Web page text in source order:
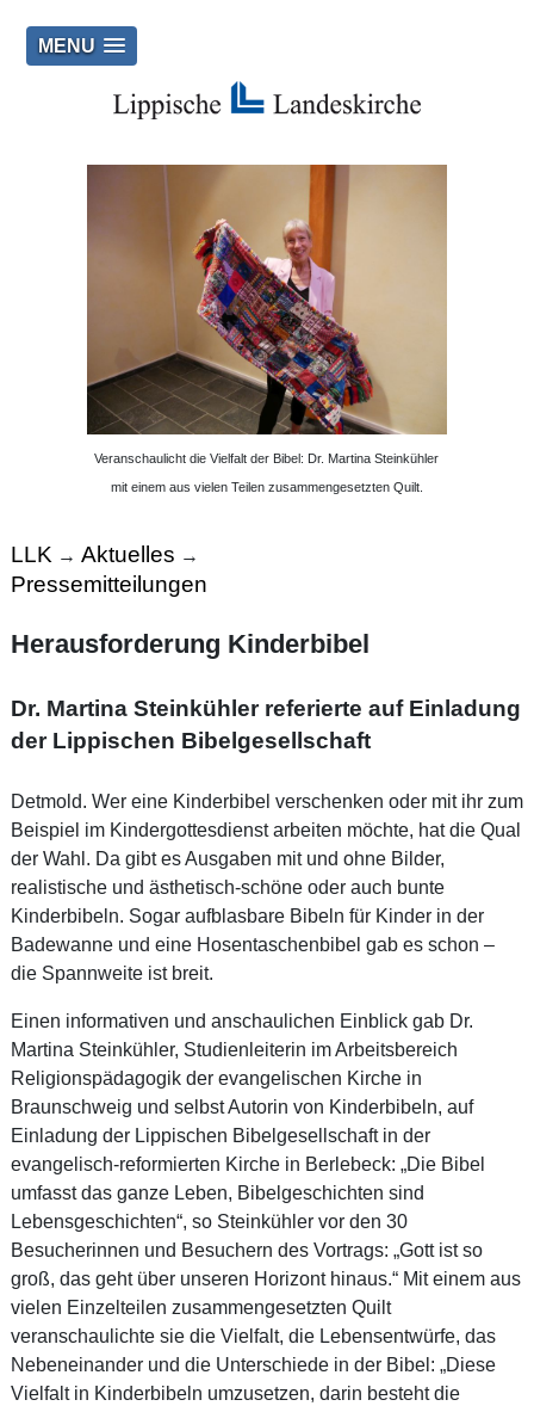
MENU
Veranschaulicht die Vielfalt der Bibel: Dr. Martina Steinkühler
mit einem aus vielen Teilen zusammengesetzten Quilt.
LLK → Aktuelles →
Pressemitteilungen
Herausforderung Kinderbibel
Dr. Martina Steinkühler referierte auf Einladung
der Lippischen Bibelgesellschaft
Detmold. Wer eine Kinderbibel verschenken oder mit ihr zum
Beispiel im Kindergottesdienst arbeiten möchte, hat die Qual
der Wahl. Da gibt es Ausgaben mit und ohne Bilder,
realistische und ästhetisch-schöne oder auch bunte
Kinderbibeln. Sogar aufblasbare Bibeln für Kinder in der
Badewanne und eine Hosentaschenbibel gab es schon –
die Spannweite ist breit.
Einen informativen und anschaulichen Einblick gab Dr.
Martina Steinkühler, Studienleiterin im Arbeitsbereich
Religionspädagogik der evangelischen Kirche in
Braunschweig und selbst Autorin von Kinderbibeln, auf
Einladung der Lippischen Bibelgesellschaft in der
evangelisch-reformierten Kirche in Berlebeck: „Die Bibel
umfasst das ganze Leben, Bibelgeschichten sind
Lebensgeschichten“, so Steinkühler vor den 30
Besucherinnen und Besuchern des Vortrags: „Gott ist so
groß, das geht über unseren Horizont hinaus.“ Mit einem aus
vielen Einzelteilen zusammengesetzten Quilt
veranschaulichte sie die Vielfalt, die Lebensentwürfe, das
Nebeneinander und die Unterschiede in der Bibel: „Diese
Vielfalt in Kinderbibeln umzusetzen, darin besteht die